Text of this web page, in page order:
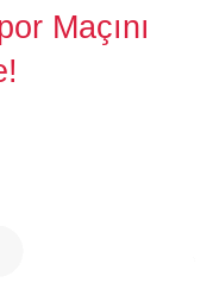
Maçını